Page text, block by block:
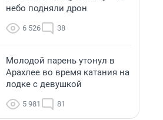
небо подняли дрон
6 526 38
Молодой парень утонул в
Арахлее во время катания на
лодке с девушкой
5 981 81